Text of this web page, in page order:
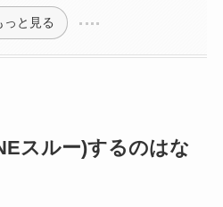
っと見る
スルー)するのはな